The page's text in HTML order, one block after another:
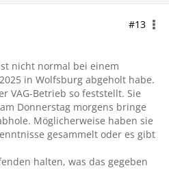
#13
nicht normal bei einem
in Wolfsburg abgeholt habe.
VAG-Betrieb so feststellt. Sie
Donnerstag morgens bringe
Möglicherweise haben sie
gesammelt oder es gibt
halten, was das gegeben